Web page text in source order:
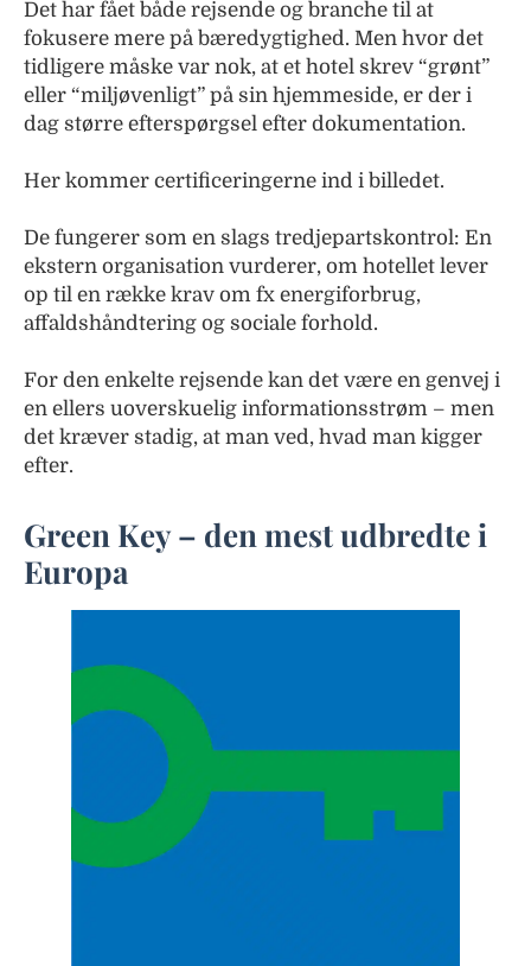
Det har fået både rejsende og branche til at
fokusere mere på bæredygtighed. Men hvor det
tidligere måske var nok, at et hotel skrev “grønt”
eller “miljøvenligt” på sin hjemmeside, er der i
dag større efterspørgsel efter dokumentation.
Her kommer certificeringerne ind i billedet.
De fungerer som en slags tredjepartskontrol: En
ekstern organisation vurderer, om hotellet lever
op til en række krav om fx energiforbrug,
affaldshåndtering og sociale forhold.
For den enkelte rejsende kan det være en genvej i
en ellers uoverskuelig informationsstrøm – men
det kræver stadig, at man ved, hvad man kigger
efter.
Green Key – den mest udbredte i
Europa